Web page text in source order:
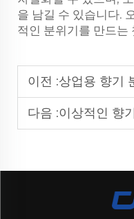
을 남길 수 있습니다.
적인 분위기를 만드는
이전 :상업용 향기 분산기
다음 :이상적인 향기 디퓨저